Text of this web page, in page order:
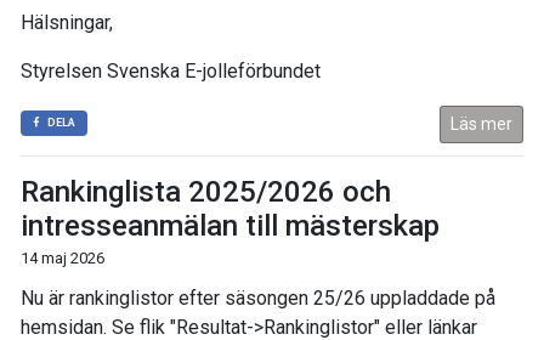
Hälsningar,
Styrelsen Svenska E-jolleförbundet
DELA Läs mer
Rankinglista 2025/2026 och
intresseanmälan till mästerskap
14 maj 2026
Nu är rankinglistor efter säsongen 25/26 uppladdade på
hemsidan. Se flik "Resultat->Rankinglistor" eller länkar